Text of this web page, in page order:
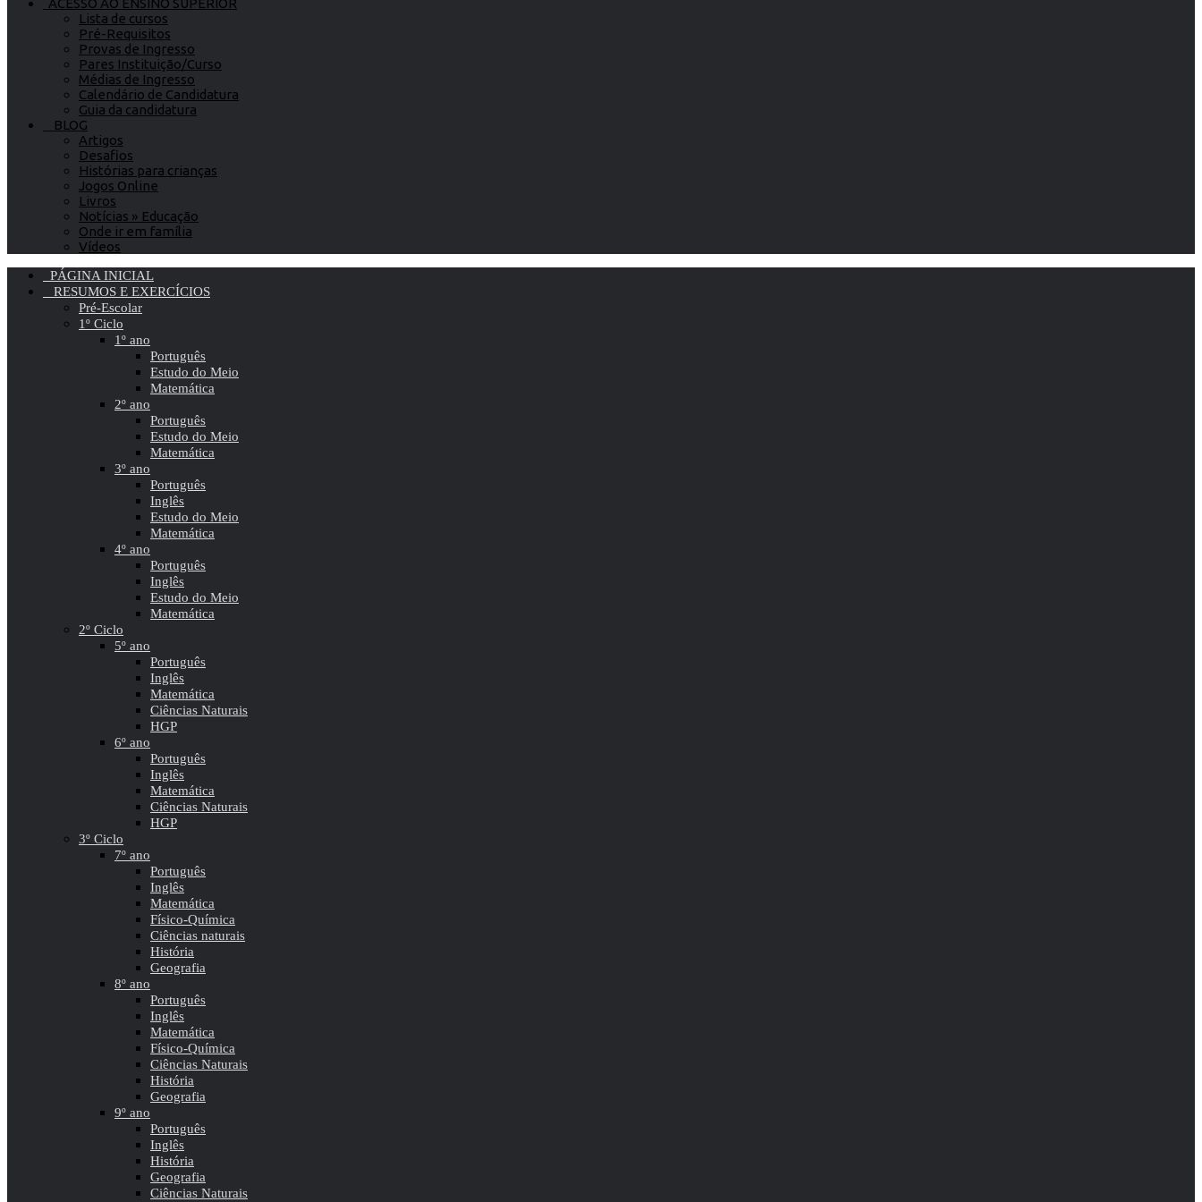
ACESSO AO ENSINO SUPERIOR
Lista de cursos
Pré-Requisitos
Provas de Ingresso
Pares Instituição/Curso
Médias de Ingresso
Calendário de Candidatura
Guia da candidatura
BLOG
Artigos
Desafios
Histórias para crianças
Jogos Online
Livros
Notícias » Educação
Onde ir em família
Vídeos
PÁGINA INICIAL
RESUMOS E EXERCÍCIOS
Pré-Escolar
1º Ciclo
1º ano
Português
Estudo do Meio
Matemática
2º ano
Português
Estudo do Meio
Matemática
3º ano
Português
Inglês
Estudo do Meio
Matemática
4º ano
Português
Inglês
Estudo do Meio
Matemática
2º Ciclo
5º ano
Português
Inglês
Matemática
Ciências Naturais
HGP
6º ano
Português
Inglês
Matemática
Ciências Naturais
HGP
3º Ciclo
7º ano
Português
Inglês
Matemática
Físico-Química
Ciências naturais
História
Geografia
8º ano
Português
Inglês
Matemática
Físico-Química
Ciências Naturais
História
Geografia
9º ano
Português
Inglês
História
Geografia
Ciências Naturais